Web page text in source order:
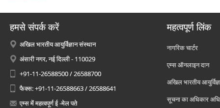
हमसे संपर्क करें
अखिल भारतीय आयुर्विज्ञान संस्थान
अंसारी नगर, नई दिल्ली - 110029
+91-11-26588500 / 26588700
फैक्स: +91-11-26588663 / 26588641
एम्स में महत्वपूर्ण ई -मेल पते
महत्वपूर्ण लिंक
नागरिक चार्टर
एम्स ऑनलाइन दान
अखिल भारतीय
सूचना का अधिकार